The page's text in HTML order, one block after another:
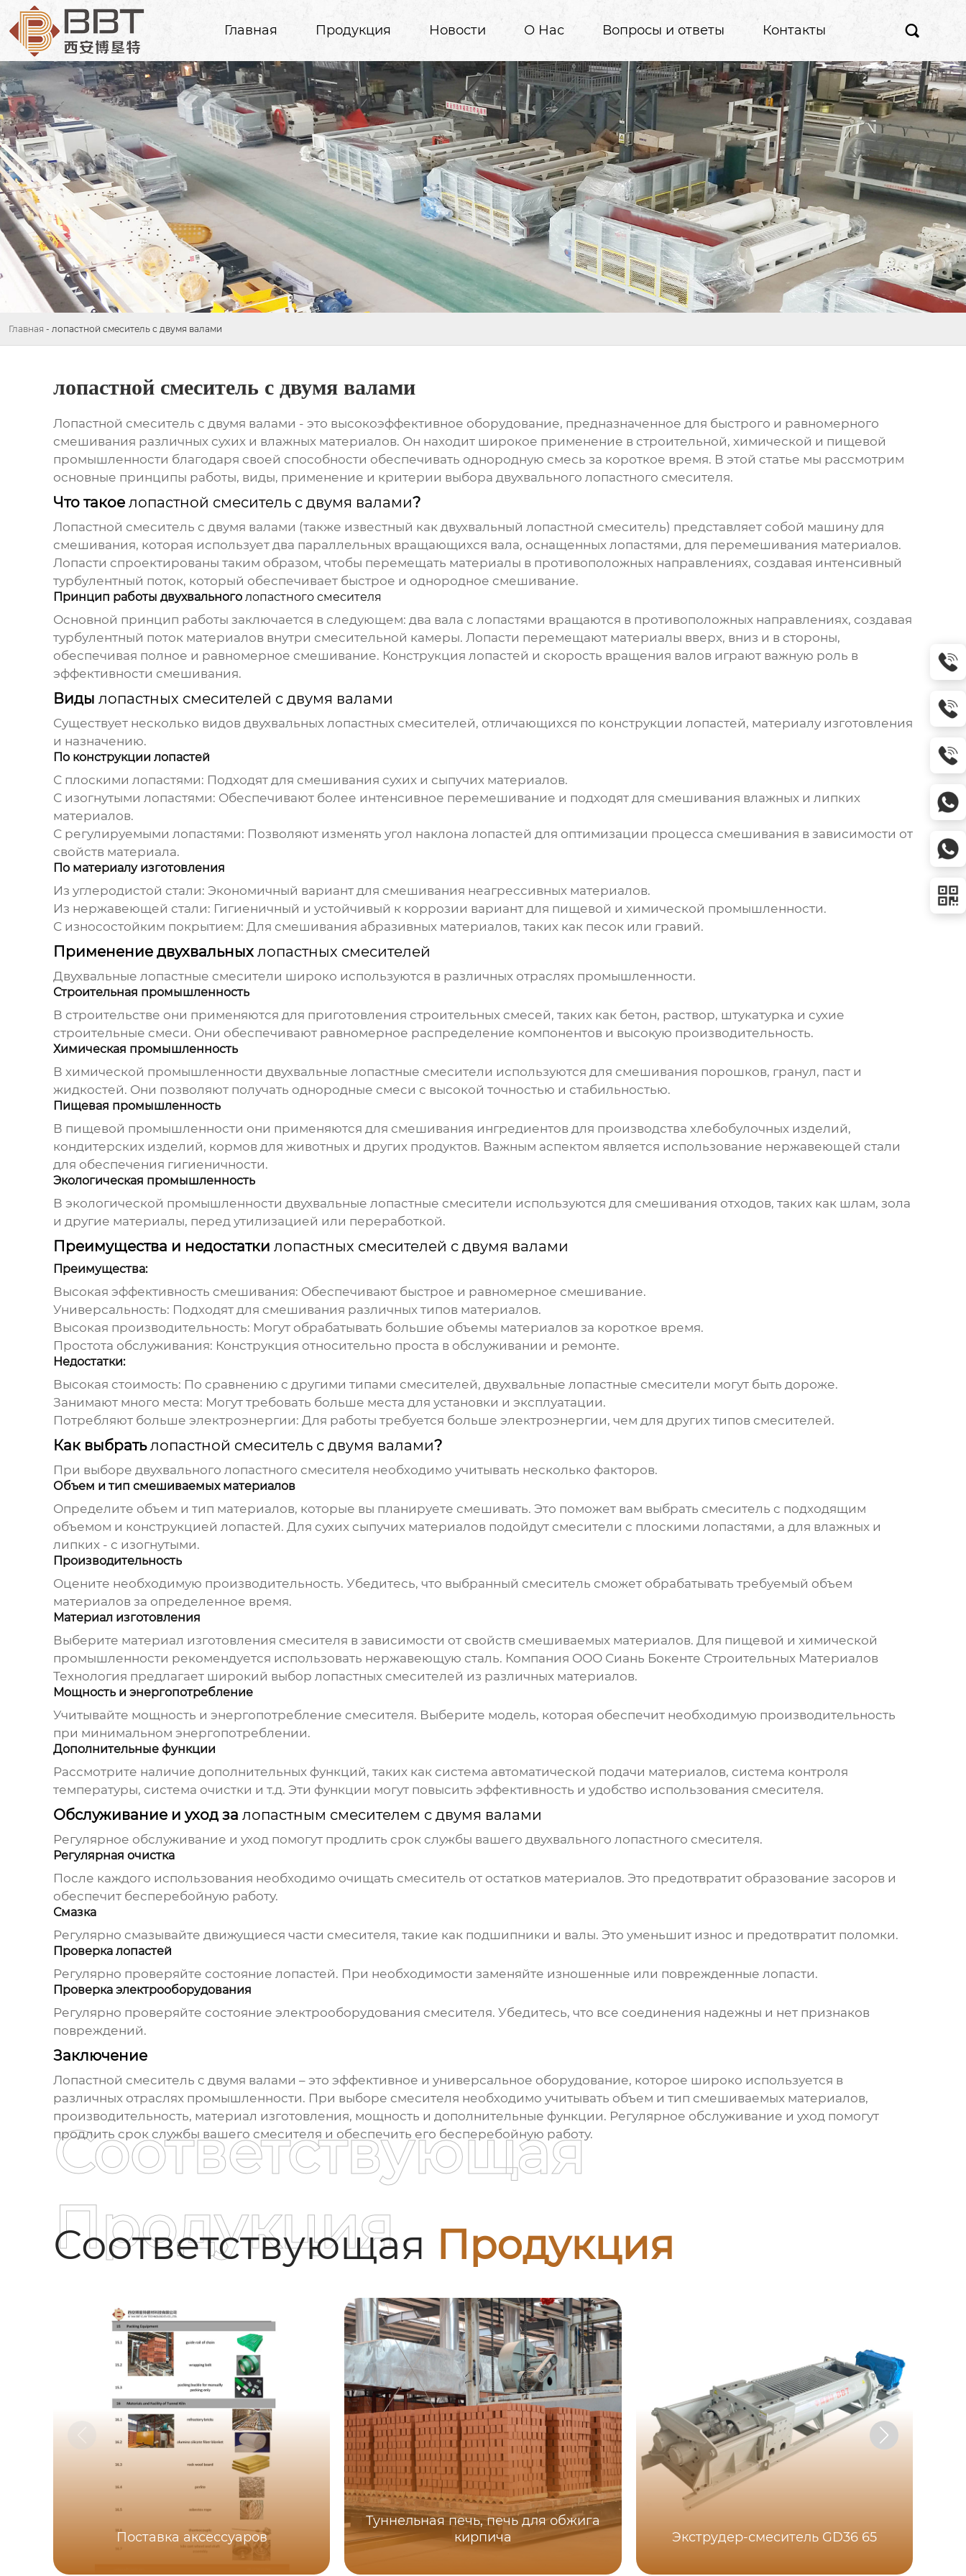
Главная Продукция Новости О Нас Вопросы и ответы Контакты 
Главная - лопастной смеситель с двумя валами
лопастной смеситель с двумя валами
Лопастной смеситель с двумя валами - это высокоэффективное оборудование, предназначенное для быстрого и равномерного
смешивания различных сухих и влажных материалов. Он находит широкое применение в строительной, химической и пищевой
промышленности благодаря своей способности обеспечивать однородную смесь за короткое время. В этой статье мы рассмотрим
основные принципы работы, виды, применение и критерии выбора двухвального лопастного смесителя.
Что такое лопастной смеситель с двумя валами?
Лопастной смеситель с двумя валами (также известный как двухвальный лопастной смеситель) представляет собой машину для
смешивания, которая использует два параллельных вращающихся вала, оснащенных лопастями, для перемешивания материалов.
Лопасти спроектированы таким образом, чтобы перемещать материалы в противоположных направлениях, создавая интенсивный
турбулентный поток, который обеспечивает быстрое и однородное смешивание.
Принцип работы двухвального лопастного смесителя
Основной принцип работы заключается в следующем: два вала с лопастями вращаются в противоположных направлениях, создавая
турбулентный поток материалов внутри смесительной камеры. Лопасти перемещают материалы вверх, вниз и в стороны,
обеспечивая полное и равномерное смешивание. Конструкция лопастей и скорость вращения валов играют важную роль в
эффективности смешивания.
Виды лопастных смесителей с двумя валами
Существует несколько видов двухвальных лопастных смесителей, отличающихся по конструкции лопастей, материалу изготовления
и назначению.
По конструкции лопастей
С плоскими лопастями: Подходят для смешивания сухих и сыпучих материалов.
С изогнутыми лопастями: Обеспечивают более интенсивное перемешивание и подходят для смешивания влажных и липких
материалов.
С регулируемыми лопастями: Позволяют изменять угол наклона лопастей для оптимизации процесса смешивания в зависимости от
свойств материала.
По материалу изготовления
Из углеродистой стали: Экономичный вариант для смешивания неагрессивных материалов.
Из нержавеющей стали: Гигиеничный и устойчивый к коррозии вариант для пищевой и химической промышленности.
С износостойким покрытием: Для смешивания абразивных материалов, таких как песок или гравий.
Применение двухвальныхлопастных смесителей
Двухвальные лопастные смесители широко используются в различных отраслях промышленности.
Строительная промышленность
В строительстве они применяются для приготовления строительных смесей, таких как бетон, раствор, штукатурка и сухие
строительные смеси. Они обеспечивают равномерное распределение компонентов и высокую производительность.
Химическая промышленность
В химической промышленности двухвальные лопастные смесители используются для смешивания порошков, гранул, паст и
жидкостей. Они позволяют получать однородные смеси с высокой точностью и стабильностью.
Пищевая промышленность
В пищевой промышленности они применяются для смешивания ингредиентов для производства хлебобулочных изделий,
кондитерских изделий, кормов для животных и других продуктов. Важным аспектом является использование нержавеющей стали
для обеспечения гигиеничности.
Экологическая промышленность
В экологической промышленности двухвальные лопастные смесители используются для смешивания отходов, таких как шлам, зола
и другие материалы, перед утилизацией или переработкой.
Преимущества и недостатки лопастных смесителей с двумя валами
Преимущества:
Высокая эффективность смешивания: Обеспечивают быстрое и равномерное смешивание.
Универсальность: Подходят для смешивания различных типов материалов.
Высокая производительность: Могут обрабатывать большие объемы материалов за короткое время.
Простота обслуживания: Конструкция относительно проста в обслуживании и ремонте.
Недостатки:
Высокая стоимость: По сравнению с другими типами смесителей, двухвальные лопастные смесители могут быть дороже.
Занимают много места: Могут требовать больше места для установки и эксплуатации.
Потребляют больше электроэнергии: Для работы требуется больше электроэнергии, чем для других типов смесителей.
Как выбратьлопастной смеситель с двумя валами?
При выборе двухвального лопастного смесителя необходимо учитывать несколько факторов.
Объем и тип смешиваемых материалов
Определите объем и тип материалов, которые вы планируете смешивать. Это поможет вам выбрать смеситель с подходящим
объемом и конструкцией лопастей. Для сухих сыпучих материалов подойдут смесители с плоскими лопастями, а для влажных и
липких - с изогнутыми.
Производительность
Оцените необходимую производительность. Убедитесь, что выбранный смеситель сможет обрабатывать требуемый объем
материалов за определенное время.
Материал изготовления
Выберите материал изготовления смесителя в зависимости от свойств смешиваемых материалов. Для пищевой и химической
промышленности рекомендуется использовать нержавеющую сталь. Компания ООО Сиань Бокенте Строительных Материалов
Технология предлагает широкий выбор лопастных смесителей из различных материалов.
Мощность и энергопотребление
Учитывайте мощность и энергопотребление смесителя. Выберите модель, которая обеспечит необходимую производительность
при минимальном энергопотреблении.
Дополнительные функции
Рассмотрите наличие дополнительных функций, таких как система автоматической подачи материалов, система контроля
температуры, система очистки и т.д. Эти функции могут повысить эффективность и удобство использования смесителя.
Обслуживание и уход за лопастным смесителем с двумя валами
Регулярное обслуживание и уход помогут продлить срок службы вашего двухвального лопастного смесителя.
Регулярная очистка
После каждого использования необходимо очищать смеситель от остатков материалов. Это предотвратит образование засоров и
обеспечит бесперебойную работу.
Смазка
Регулярно смазывайте движущиеся части смесителя, такие как подшипники и валы. Это уменьшит износ и предотвратит поломки.
Проверка лопастей
Регулярно проверяйте состояние лопастей. При необходимости заменяйте изношенные или поврежденные лопасти.
Проверка электрооборудования
Регулярно проверяйте состояние электрооборудования смесителя. Убедитесь, что все соединения надежны и нет признаков
повреждений.
Заключение
Лопастной смеситель с двумя валами – это эффективное и универсальное оборудование, которое широко используется в
различных отраслях промышленности. При выборе смесителя необходимо учитывать объем и тип смешиваемых материалов,
производительность, материал изготовления, мощность и дополнительные функции. Регулярное обслуживание и уход помогут
продлить срок службы вашего смесителя и обеспечить его бесперебойную работу.
Соответствующая Продукция
Соответствующая
Продукция
Поставка аксессуаров
Туннельная печь, печь для обжига
кирпича
Экструдер-смеситель GD36 65